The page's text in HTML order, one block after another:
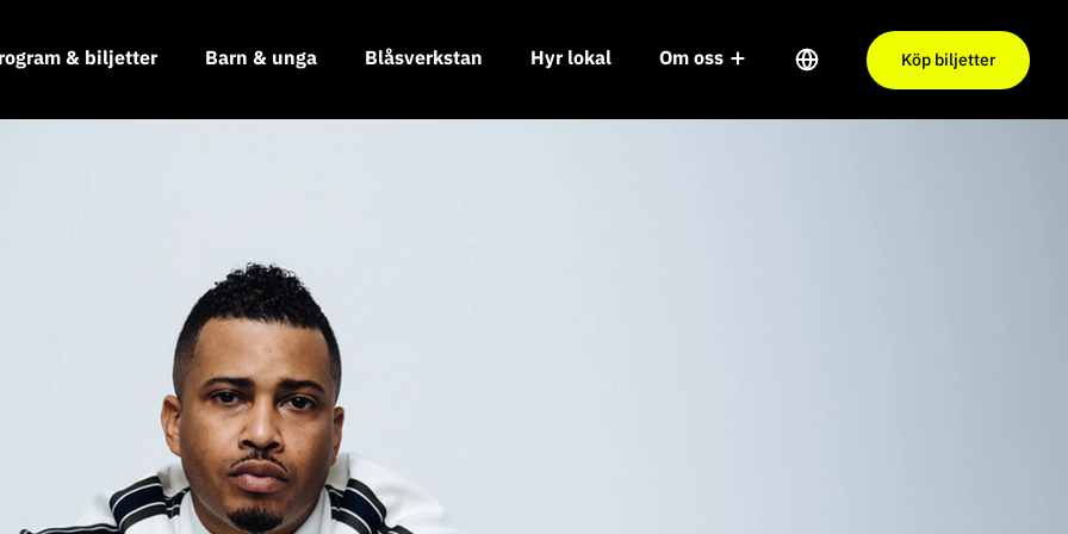
& biljetter Barn & unga Blåsverkstan Hyr lokal Om oss Köp biljetter